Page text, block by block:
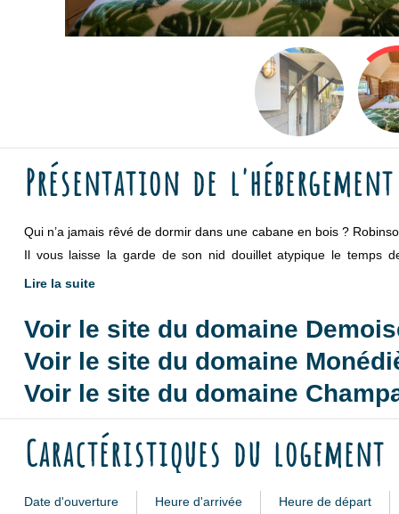
Présentation de l'hébergement
Qui n’a jamais rêvé de dormir dans une cabane en bois ?
Il vous laisse la garde de son nid douillet atypique le temps
hébergement insolite, idéal pour des week-ends en famille façon
Le Rêve de Robinson est un chalet privatif cosy, prévu pour
de la mer. Dépaysement total garanti !
Lire la suite
Voir le site du domaine
Voir le site du domaine
Voir le site du domaine
Caractéristiques du logement
Date d'ouverture Heure d'arrivée Heure de départ